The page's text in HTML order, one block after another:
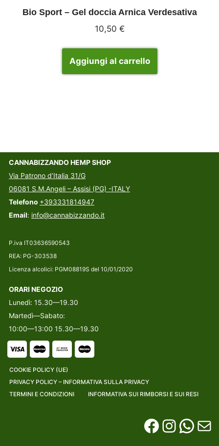
Bio Sport – Gel doccia Arnica Verdesativa
10,50 €
Aggiungi al carrello
CANNABIZZANDO HEMP SHOP
Via Patrono d’Italia 31/G
06081 S.M.Angeli – Assisi (PG) -ITALY
Telefono +393331814947
Email: info@cannabizzando.it
P.iva IT03636590543
REA: PG-303538
Licenza alcolici: PGM08819S del 10/01/2020
ORARI NEGOZIO
Lunedì: 15.30—19.30
Martedì—Sabato:
10:00—13:00 15.30—19.30
COOKIE POLICY (UE)
PRIVACY POLICY – INFORMATIVA SULLA PRIVACY
TERMINI E CONDIZIONI
INFORMATIVA SUI RIMBORSI E SUI RESI